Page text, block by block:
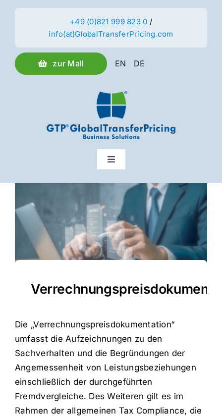
Skip
+49 (0)821 999 823 0 /
info(at)GlobalTransferPricing.com
zur Mall EN DE
Toggle
Leistungen
Kunden
Kooperation
Über uns
News
Die „Verrechnungspreisdokumentation“
umfasst die Aufzeichnungen zu den
Sachverhalten und die Begründungen der
Angemessenheit von Leistungsbeziehungen
einschließlich der durchgeführten
Fremdvergleiche. Des Weiteren gilt es im
Rahmen der allgemeinen Tax Compliance, die